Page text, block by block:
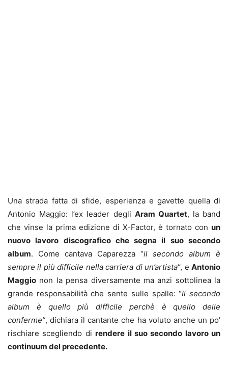
Una strada fatta di sfide, esperienza e gavette quella di
Antonio Maggio: l’ex leader degli Aram Quartet, la band
che vinse la prima edizione di X-Factor, è tornato con un
nuovo lavoro discografico che segna il suo secondo
album. Come cantava Caparezza “il secondo album è
sempre il più difficile nella carriera di un’artista“, eAntonio
Maggio non la pensa diversamente ma anzi sottolinea la
grande responsabilità che sente sulle spalle: “Il secondo
album è quello più difficile perchè è quello delle
conferme”, dichiara il cantante che ha voluto anche un po’
rischiare scegliendo direndere il suo secondo lavoro un
continuum del precedente.